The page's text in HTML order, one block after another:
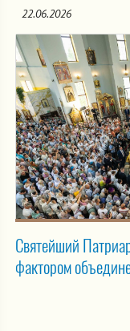
22.06.2026
Святейший
фактором